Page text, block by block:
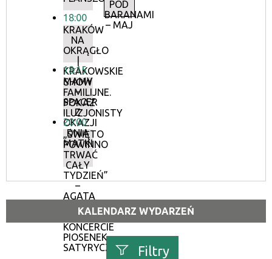
18:00
KRAKÓW
NA
OKRĄGŁO
|
KRAKOWSKIE
MAMY
–
SPACER
Z
OKAZJI
DNIA
MATKI
18:15
SHOW
FAMILIJNE.
POKAZ
ILUZJONISTY
20:00
„ŚWIĘTO
POWINNO
TRWAĆ
CAŁY
TYDZIEŃ”
–
AGATA
ŚLAZYK
W
KONCERCIE
PIOSENEK
SATYRYCZNYCH
POD
BARANAMI
– MAJ
KALENDARZ WYDARZEŃ
Filtry